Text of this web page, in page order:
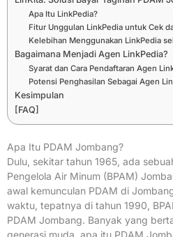
Apa Itu LinkPedia?
Fitur Unggulan LinkPedia untuk Cek
Kelebihan Menggunakan LinkPedia
Bagaimana Menjadi Agen LinkPedia?
Syarat dan Cara Pendaftaran Agen
Potensi Penghasilan Sebagai Agen
Kesimpulan
[FAQ]
Apa Itu PDAM Jombang?
Dulu, sekitar tahun 1965, ada
Pengelola Air Minum (BPAM)
awal kemunculan PDAM di
waktu, tepatnya di tahun 1990,
PDAM Jombang. Banyak yang